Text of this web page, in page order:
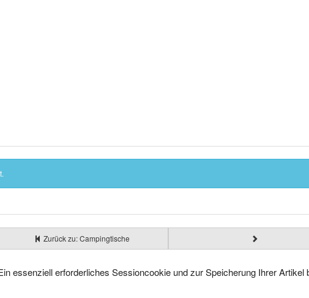
Zurück zu: Campingtische
essenziell erforderliches Sessioncookie und zur Speicherung Ihrer